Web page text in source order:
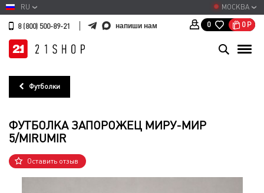
МОСКВА
RU
8 (800) 500-89-21 напиши нам 0 0 Р
Футболки
ФУТБОЛКА ЗАПОРОЖЕЦ МИРУ-МИР
5/MIRUMIR
Оставить отзыв